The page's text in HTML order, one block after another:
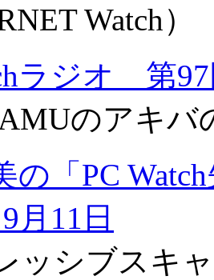
Watch）
ラジオ 第
のアキバ
の「PC
月11日
ッシブスキ